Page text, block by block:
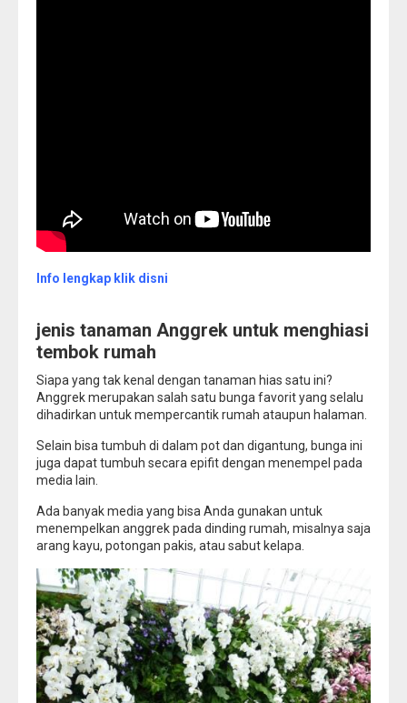
Info lengkap klik disni
jenis tanaman Anggrek untuk menghiasi
tembok rumah
Siapa yang tak kenal dengan tanaman hias satu ini?
Anggrek merupakan salah satu bunga favorit yang selalu
dihadirkan untuk mempercantik rumah ataupun halaman.
Selain bisa tumbuh di dalam pot dan digantung, bunga ini
juga dapat tumbuh secara epifit dengan menempel pada
media lain.
Ada banyak media yang bisa Anda gunakan untuk
menempelkan anggrek pada dinding rumah, misalnya saja
arang kayu, potongan pakis, atau sabut kelapa.